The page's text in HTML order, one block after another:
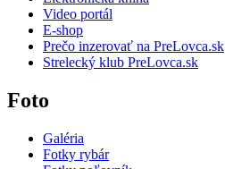
Video portál
E-shop
Prečo inzerovať na PreLovca.sk
Strelecký klub PreLovca.sk
Foto
Galéria
Fotky rybár